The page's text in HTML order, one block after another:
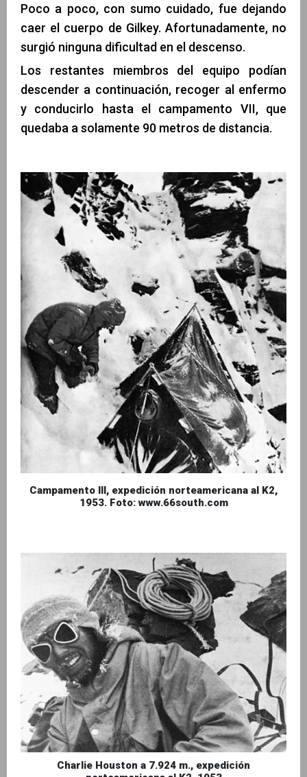
Poco a poco, con sumo cuidado, fue dejando
caer el cuerpo de Gilkey. Afortunadamente, no
surgió ninguna dificultad en el descenso.
Los restantes miembros del equipo podían
descender a continuación, recoger al enfermo
y conducirlo hasta el campamento VII, que
quedaba a solamente 90 metros de distancia.
Campamento III, expedición norteamericana al K2,
1953. Foto: www.66south.com
Charlie Houston a 7.924 m., expedición